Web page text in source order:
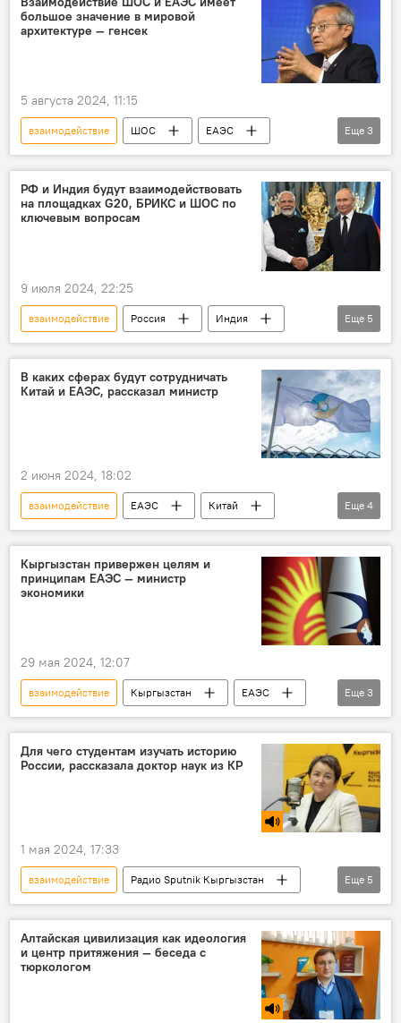
большое значение в мировой
архитектуре — генсек
5 августа 2024, 11:15
взаимодействие ШОС
ЕАЭС
Чжан Мин
Бакытжан Сагинтаев
экономика
Еще 3
РФ и Индия будут взаимодействовать
на площадках G20, БРИКС и ШОС по
ключевым вопросам
9 июля 2024, 22:25
взаимодействие Россия
Индия
сотрудничество
БРИКС
ШОС
заявление
Еще 5
В каких сферах будут сотрудничать
Китай и ЕАЭС, рассказал министр
2 июня 2024, 18:02
взаимодействие ЕАЭС
Китай
сотрудничество
расширение
Еще 4
Кыргызстан привержен целям и
принципам ЕАЭС — министр
экономики
29 мая 2024, 12:07
взаимодействие Кыргызстан
ЕАЭС
юбилей
Данияр Амангельдиев
Еще 3
Для чего студентам изучать историю
России, рассказала доктор наук из КР
1 мая 2024, 17:33
взаимодействие
Радио Sputnik Кыргызстан
Россия
Кыргызстан
история
конкурс
Еще 5
Алтайская цивилизация как идеология
и центр притяжения — беседа с
тюркологом